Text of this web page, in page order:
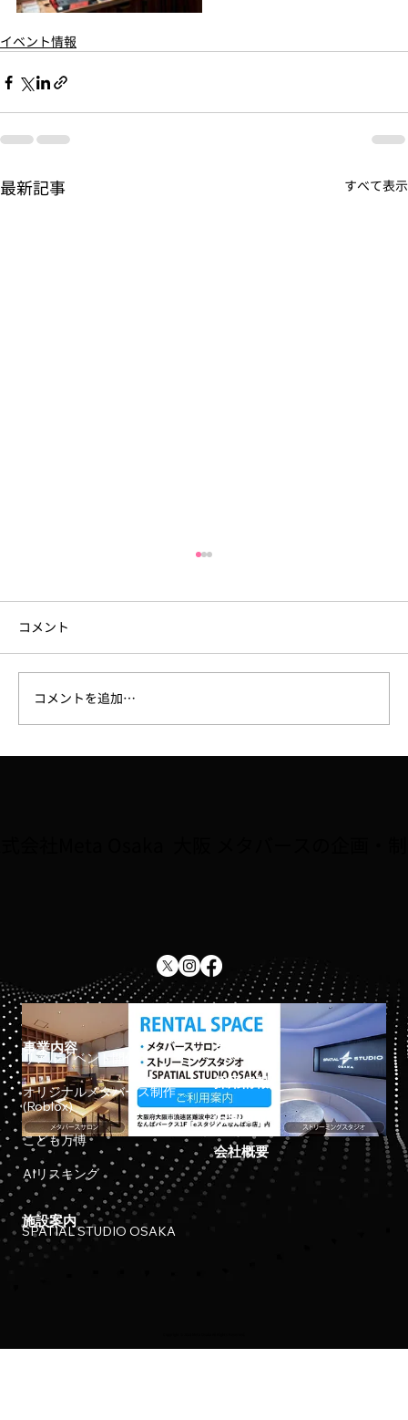
イベント情報
最新記事 すべて表示
コメント
コメントを追加…
事業内容
リアルイベント開催
オリジナルメタバース制作
(Roblox)
こども万博
AIリスキング
施設案内
SPATIAL STUDIO OSAKA
ホーム
採用情報
お知らせ
会社概要